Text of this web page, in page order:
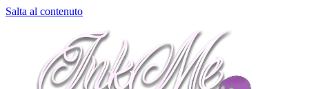
Salta al contenuto